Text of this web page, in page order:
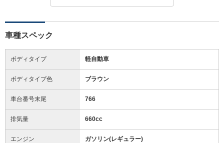
車種スペック
ボディタイプ 軽自動車
ボディタイプ色 ブラウン
車台番号末尾 766
排気量 660cc
エンジン ガソリン(レギュラー)